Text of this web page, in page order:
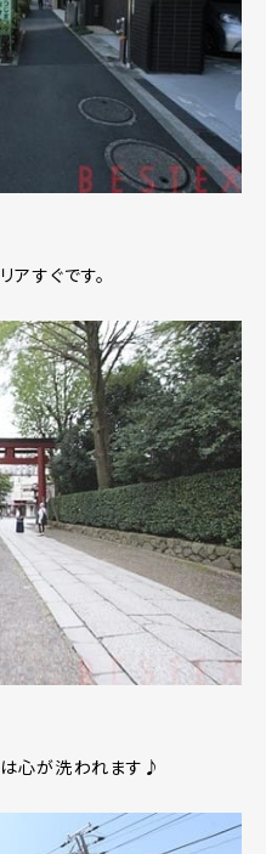
アすぐです。
心が洗われます♪